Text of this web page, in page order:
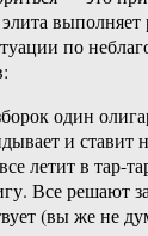
выполняет
по
один
и ставит
летит в тар-
Все решают
(вы же не